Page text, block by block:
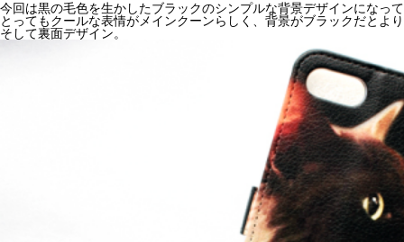
今回は黒の毛色を生かしたブラックのシンプルな背景デザインになっ
とってもクールな表情がメインクーンらしく、背景がブラックだとよ
そして裏面デザイン。